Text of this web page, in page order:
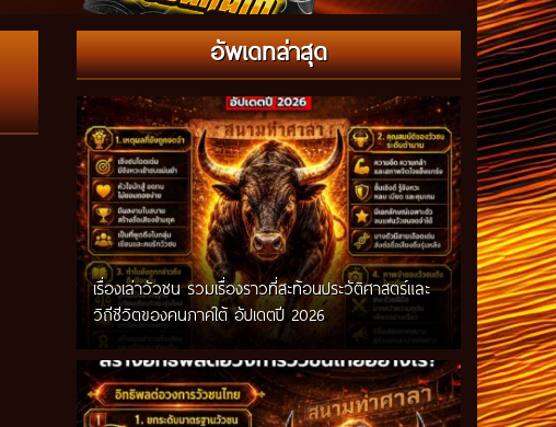
อัพเดทล่าสุด
เรื่องเล่าวัวชน รวมเรื่องราวที่สะท้อนประวัติศาสตร์และ
วิถีชีวิตของคนภาคใต้ อัปเดตปี 2026